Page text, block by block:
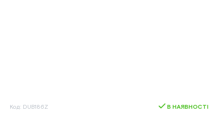
Код: DUB186Z В НАЯВНОСТІ